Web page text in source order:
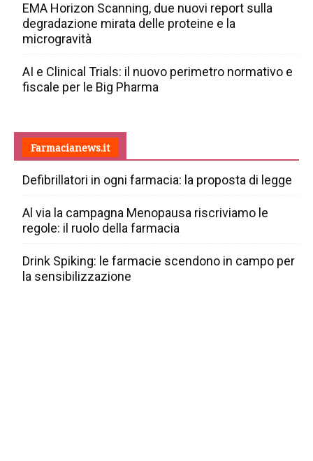
EMA Horizon Scanning, due nuovi report sulla
degradazione mirata delle proteine e la
microgravità
AI e Clinical Trials: il nuovo perimetro normativo e
fiscale per le Big Pharma
Farmacianews.it
Defibrillatori in ogni farmacia: la proposta di legge
Al via la campagna Menopausa riscriviamo le
regole: il ruolo della farmacia
Drink Spiking: le farmacie scendono in campo per
la sensibilizzazione